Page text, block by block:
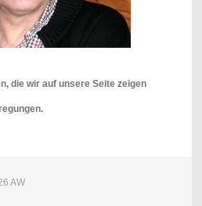
die wir auf unsere Seite zeigen
AW